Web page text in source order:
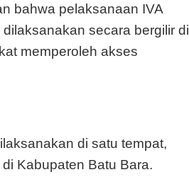
bahwa pelaksanaan IVA
secara bergilir di
memperoleh akses
di satu tempat,
Kabupaten Batu Bara.